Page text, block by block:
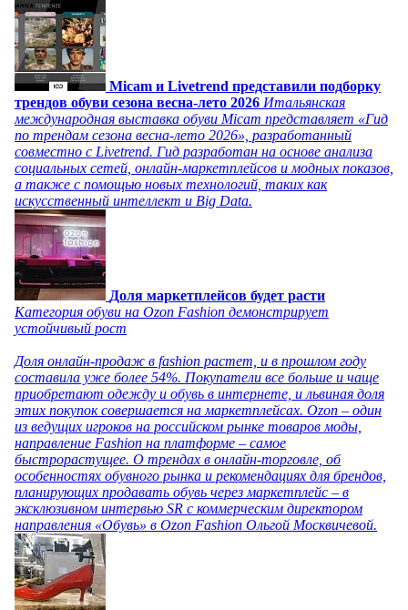
Micam и Livetrend представили подборку
трендов обуви сезона весна-лето 2026 Итальянская
международная выставка обуви Micam представляет «Гид
по трендам сезона весна-лето 2026», разработанный
совместно с Livetrend. Гид разработан на основе анализа
социальных сетей, онлайн-маркетплейсов и модных показов,
а также с помощью новых технологий, таких как
искусственный интеллект и Big Data.
Доля маркетплейсов будет расти
Категория обуви на Ozon Fashion демонстрирует
устойчивый рост
Доля онлайн-продаж в fashion растет, и в прошлом году
составила уже более 54%. Покупатели все больше и чаще
приобретают одежду и обувь в интернете, и львиная доля
этих покупок совершается на маркетплейсах. Ozon – один
из ведущих игроков на российском рынке товаров моды,
направление Fashion на платформе – самое
быстрорастущее. О трендах в онлайн-торговле, об
особенностях обувного рынка и рекомендациях для брендов,
планирующих продавать обувь через маркетплейс – в
эксклюзивном интервью SR с коммерческим директором
направления «Обувь» в Ozon Fashion Ольгой Москвичевой.